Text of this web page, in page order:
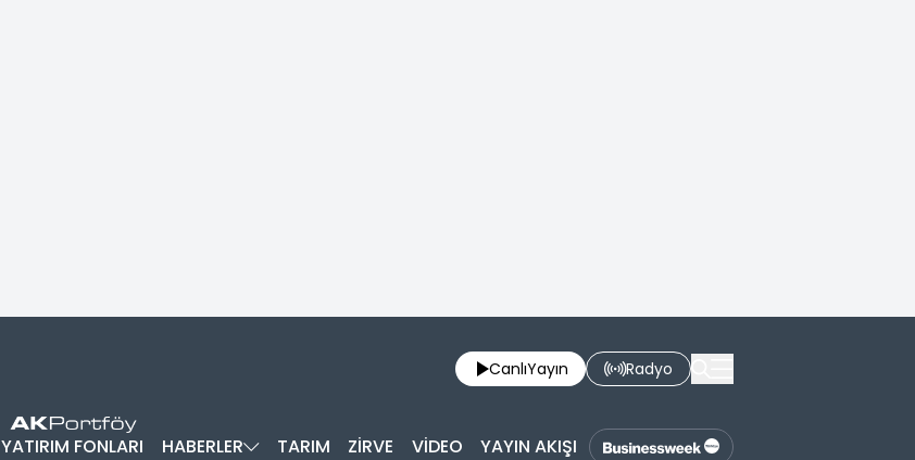
CanlıYayın Radyo
YATIRIM FONLARI HABERLER TARIM ZİRVE VİDEO YAYIN AKIŞI